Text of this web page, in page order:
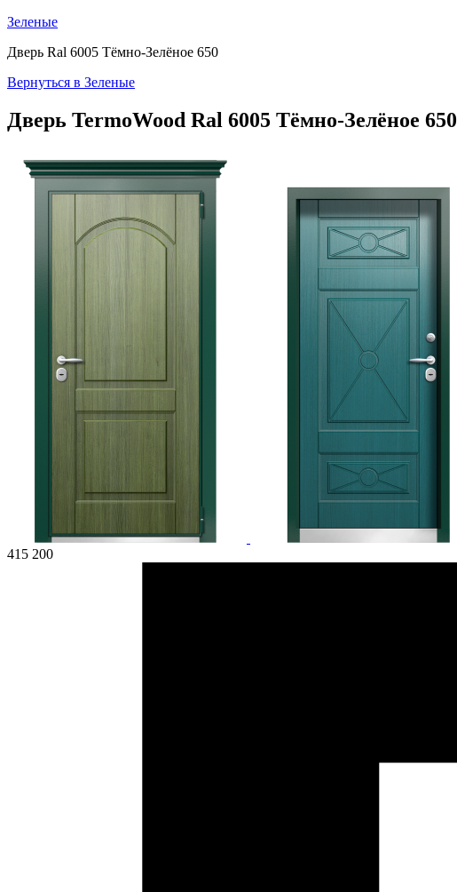
Зеленые
Дверь Ral 6005 Тёмно-Зелёное 650
Вернуться в Зеленые
Дверь TermoWood Ral 6005 Тёмно-Зелёное 650
415 200